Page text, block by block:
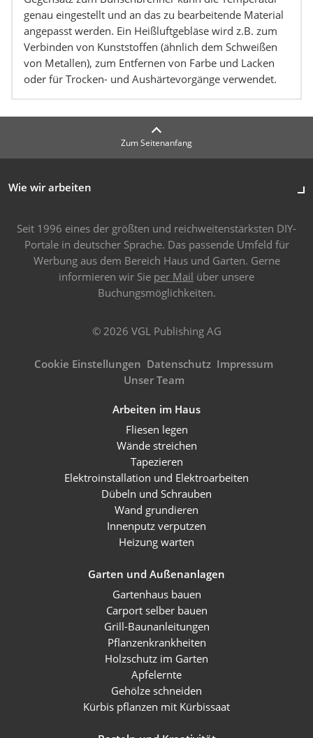
genau eingestellt und an das zu bearbeitende Material
angepasst werden. Ein Heißluftgebläse wird z.B. zum
Verbinden von Kunststoffen (ähnlich dem Schweißen
von Metallen), zum Entfernen von Farbe und Lacken
oder für Trocken- und Aushärtevorgänge verwendet.
Zum Seitenanfang
Wie wir arbeiten
Seit 1996 eines der größten und reichweitenstärksten DIY-
Portale in deutscher Sprache. Das passende Umfeld für
Werbung aus dem Bereich Haus und Garten. Gerne
informieren wir Sie per Mail über unsere
Buchungsmöglichkeiten.
© 2026 VGL Publishing AG
Cookie Einstellungen Datenschutz Impressum
Unser Team
Arbeiten im Haus
Fliesen legen
Wände streichen
Tapezieren
Elektroinstallation und Elektroarbeiten
Dübeln und Schrauben
Wand grundieren
Innenputz verputzen
Heizung warten
Garten und Außenanlagen
Gartenhaus bauen
Carport selber bauen
Grill-Baunanleitungen
Pflanzenkrankheiten
Holzschutz im Garten
Apfelernte
Gehölze schneiden
Kürbis pflanzen mit Kürbissaat